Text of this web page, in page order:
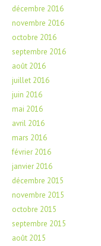
décembre 2016
novembre 2016
octobre 2016
septembre 2016
août 2016
juillet 2016
juin 2016
mai 2016
avril 2016
mars 2016
février 2016
janvier 2016
décembre 2015
novembre 2015
octobre 2015
septembre 2015
août 2015